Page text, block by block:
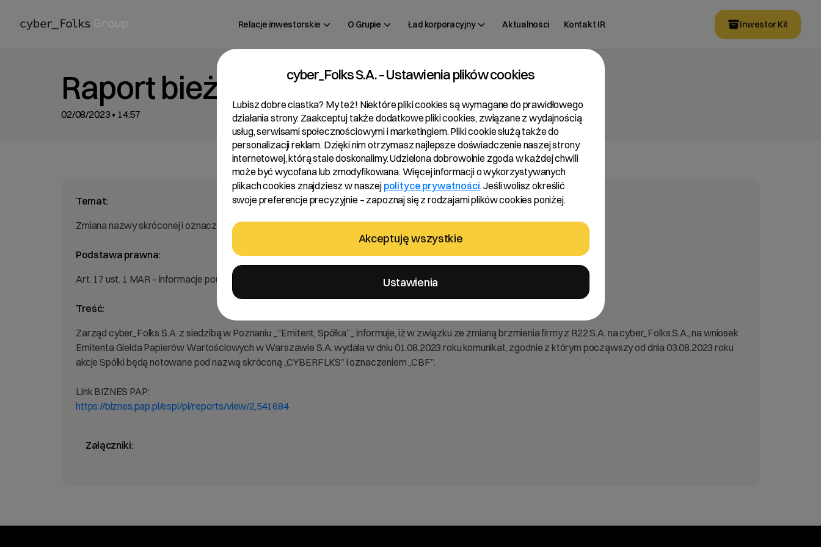
Relacje inwestorskie O Grupie Ład korporacyjny Aktualności Kontakt IR Inwestor Kit
Raport bieżący 15/2023
02/08/2023 • 14:57
Temat:
Zmiana nazwy skróconej i oznaczenia akcji Emitenta
Podstawa prawna:
Art. 17 ust. 1 MAR – informacje poufne.
Treść:
Zarząd cyber_Folks S.A. z siedzibą w Poznaniu _”Emitent, Spółka”_ informuje, iż w związku ze zmianą brzmienia firmy z R22 S.A. na cyber_Folks S.A., na wniosek
Emitenta Giełda Papierów Wartościowych w Warszawie S.A. wydała w dniu 01.08.2023 roku komunikat, zgodnie z którym począwszy od dnia 03.08.2023 roku
akcje Spółki będą notowane pod nazwą skróconą „CYBERFLKS” i oznaczeniem „CBF”.
Link BIZNES PAP:
https://biznes.pap.pl/espi/pl/reports/view/2,541684
Załączniki:
cyber_Folks S.A. – Ustawienia plików cookies
Lubisz dobre ciastka? My też! Niektóre pliki cookies są wymagane do prawidłowego
działania strony. Zaakceptuj także dodatkowe pliki cookies, związane z wydajnością
usług, serwisami społecznościowymi i marketingiem. Pliki cookie służą także do
personalizacji reklam. Dzięki nim otrzymasz najlepsze doświadczenie naszej strony
internetowej, którą stale doskonalimy. Udzielona dobrowolnie zgoda w każdej chwili
może być wycofana lub zmodyfikowana. Więcej informacji o wykorzystywanych
plikach cookies znajdziesz w naszej polityce prywatności. Jeśli wolisz określić
swoje preferencje precyzyjnie – zapoznaj się z rodzajami plików cookies poniżej.
Akceptuję wszystkie
Ustawienia